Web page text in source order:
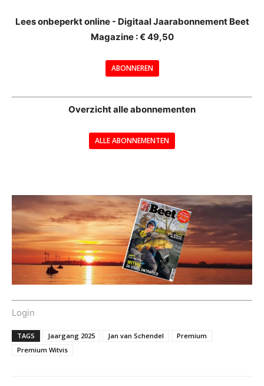
Lees onbeperkt online - Digitaal Jaarabonnement Beet
Magazine : € 49,50
ABONNEREN
Overzicht alle abonnementen
ALLE ABONNEMENTEN
Login
TAGS Jaargang 2025 Jan van Schendel
Premium
Premium Witvis